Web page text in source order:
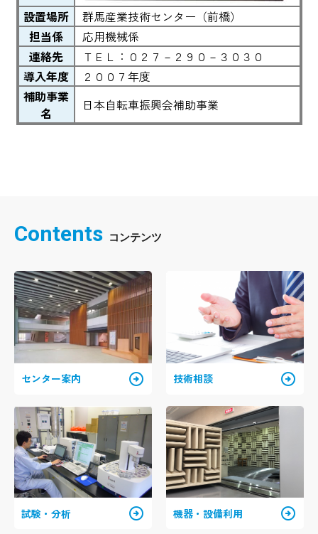
設置場所
群馬産業技術センター（前橋）
担当係
応用機械係
連絡先
ＴＥＬ：０２７－２９０－３０３０
導入年度
２００７年度
補助事業
名
日本自転車振興会補助事業
Contents
センター案内 arrow_circle_right 技術相談 arrow_circle_right
試験・分析 arrow_circle_right 機器・設備利用 arrow_circle_right